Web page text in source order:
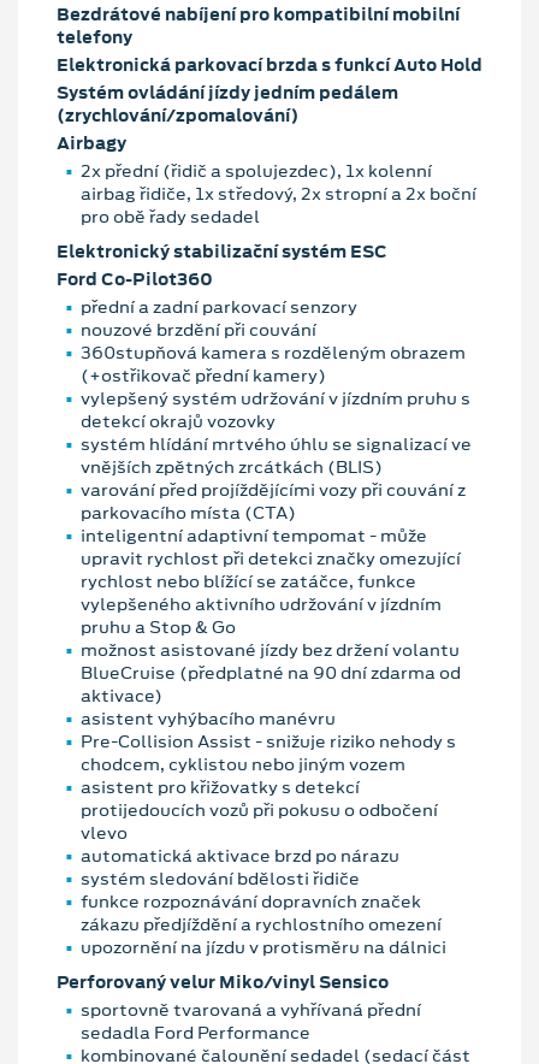
Bezdrátové nabíjení pro kompatibilní mobilní
telefony
Elektronická parkovací brzda s funkcí Auto Hold
Systém ovládání jízdy jedním pedálem
(zrychlování/zpomalování)
Airbagy
2x přední (řidič a spolujezdec), 1x kolenní
airbag řidiče, 1x středový, 2x stropní a 2x boční
pro obě řady sedadel
Elektronický stabilizační systém ESC
Ford Co-Pilot360
přední a zadní parkovací senzory
nouzové brzdění při couvání
360stupňová kamera s rozděleným obrazem
(+ostřikovač přední kamery)
vylepšený systém udržování v jízdním pruhu s
detekcí okrajů vozovky
systém hlídání mrtvého úhlu se signalizací ve
vnějších zpětných zrcátkách (BLIS)
varování před projíždějícími vozy při couvání z
parkovacího místa (CTA)
inteligentní adaptivní tempomat - může
upravit rychlost při detekci značky omezující
rychlost nebo blížící se zatáčce, funkce
vylepšeného aktivního udržování v jízdním
pruhu a Stop & Go
možnost asistované jízdy bez držení volantu
BlueCruise (předplatné na 90 dní zdarma od
aktivace)
asistent vyhýbacího manévru
Pre-Collision Assist - snižuje riziko nehody s
chodcem, cyklistou nebo jiným vozem
asistent pro křižovatky s detekcí
protijedoucích vozů při pokusu o odbočení
vlevo
automatická aktivace brzd po nárazu
systém sledování bdělosti řidiče
funkce rozpoznávání dopravních značek
zákazu předjíždění a rychlostního omezení
upozornění na jízdu v protisměru na dálnici
Perforovaný velur Miko/vinyl Sensico
sportovně tvarovaná a vyhřívaná přední
sedadla Ford Performance
kombinované čalounění sedadel (sedací část